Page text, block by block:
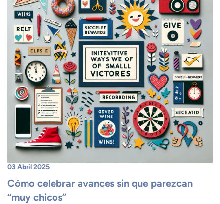
Cómo celebrar avances sin que parezcan
“muy chicos”
03 Abril 2025